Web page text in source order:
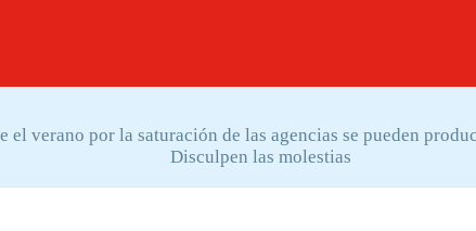
el verano por la saturación de las agencias se pueden
Disculpen las molestias